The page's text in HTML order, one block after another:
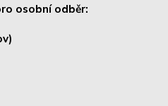
osobní odběr: